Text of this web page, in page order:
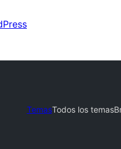
TemasTodos los temas